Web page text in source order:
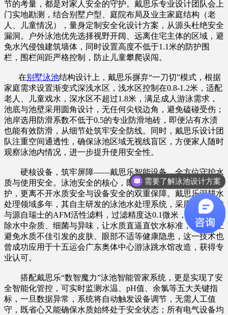
节的考量，都是对家人安全的守护。戴思乐专业设计团队会上
门实地勘测，结合别墅户型、庭院布局及业主家庭结构（老
人、儿童情况），量身定制安全化设计方案，从源头杜绝安全
漏洞。户外泳池优先选择视野开阔、远离住宅主体的区域，避
免水汽侵蚀建筑墙体，同时设置高度不低于1.1米的防护围
栏，围栏间距严格控制，防止儿童攀爬误闯。
在别墅泳池结构设计上，戴思乐摒弃“一刀切”模式，根据
家庭需求设置渐变式深浅水区，浅水区控制在0.8-1.2米，适配
老人、儿童戏水，深水区不超过1.8米，满足成人游泳需求，
池底与池壁采用圆角设计，无任何尖锐边角，避免磕碰受伤；
池岸选用防滑系数不低于0.5的专业防滑地砖，即便沾有水渍
也能有效防滑，从细节处筑牢安全防线。同时，戴思乐设计团
队注重空间通透性，确保泳池区域无视线盲区，方便家人随时
观察泳池内情况，进一步提升使用安全性。
硬核设备，筑牢屏障——戴思乐智能设备，全方位守护水
质与使用安全。泳池安全的核心，既包括使用过程中的物理防
护，更离不开水质安全与设备安全的双重保障。戴思乐深耕水
处理领域多年，其自主研发的泳池水处理系统，采用低氯技术
与源自瑞士的AFM活性滤料，过滤精度达0.1微米，能有效去
除水中杂质、细菌与异味，让水质直逼直饮水标准，从根源上
避免水质不佳引发的皮肤、眼部不适等健康隐患，这一技术也
曾成功应用于十五运会广东奥体中心游泳跳水馆改造，获得专
业认可。
搭配戴思乐“数智魔力”泳池智能管家系统，更是实现了安
全智能化管控，可实时监测水温、pH值、余氯等五大关键指
标，一旦数据异常，系统将自动触发设备调节，无需人工值
守，既省心又能确保水质始终处于安全状态；所有电气设备均
需要了解泳池设计方案